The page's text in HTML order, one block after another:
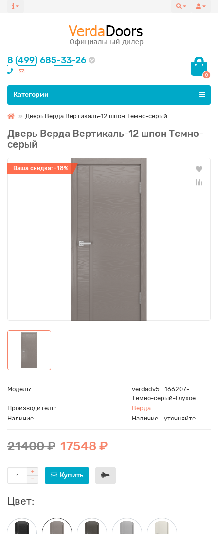
8 (499) 685-33-26
0
Все категории
Категории
Дверь Верда Вертикаль-12 шпон Темно-серый
Дверь Верда Вертикаль-12 шпон Темно-
серый
Ваша скидка: -18%
Модель:
verdadv5_166207-
Темно-серый-Глухое
Производитель:
Верда
Наличие:
Наличие - уточняйте.
21400 ₽ 17548 ₽
Купить
Цвет: